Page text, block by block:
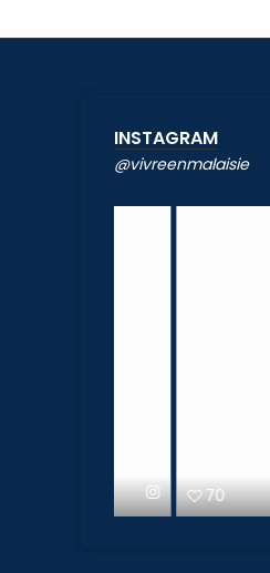
INSTAGRAM
@vivreenmalaisie
70